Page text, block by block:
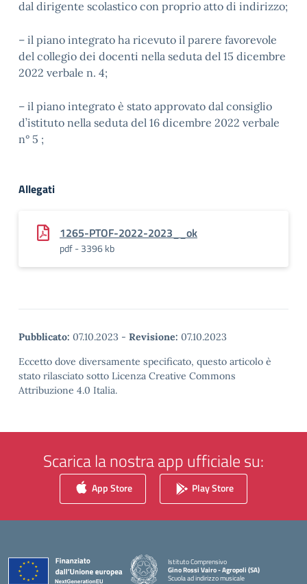
dal dirigente scolastico con proprio atto di indirizzo;
– il piano integrato ha ricevuto il parere favorevole
del collegio dei docenti nella seduta del 15 dicembre
2022 verbale n. 4;
– il piano integrato è stato approvato dal consiglio
d’istituto nella seduta del 16 dicembre 2022 verbale
n° 5 ;
Allegati
1265-PTOF-2022-2023__ok
pdf - 3396 kb
Pubblicato: 07.10.2023 - Revisione: 07.10.2023
Eccetto dove diversamente specificato, questo articolo è
stato rilasciato sotto Licenza Creative Commons
Attribuzione 4.0 Italia.
Scarica la nostra app ufficiale su:
App Store Play Store
Istituto Comprensivo
Gino Rossi Vairo - Agropoli (SA)
Scuola ad indirizzo musicale